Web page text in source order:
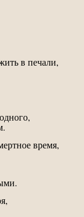
в печали,
время,